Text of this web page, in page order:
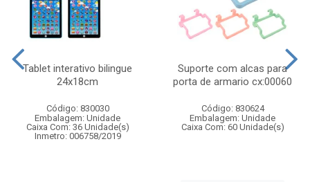
Tablet interativo bilingue
24x18cm
Código: 830030
Embalagem: Unidade
Caixa Com: 36 Unidade(s)
Inmetro: 006758/2019
Suporte com alcas para
porta de armario cx:00060
Código: 830624
Embalagem: Unidade
Caixa Com: 60 Unidade(s)